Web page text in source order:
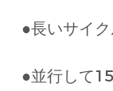
●長いサイ
●並行して